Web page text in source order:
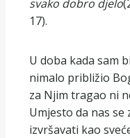
svako dobro djelo
17).
U doba kada sam
nimalo približio
za Njim tragao ni
Umjesto da nas se
izvršavati kao